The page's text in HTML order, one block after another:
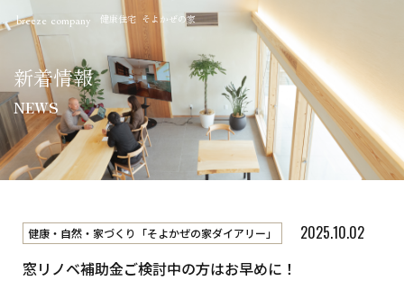
breeze company 健康住宅 そよかぜの家
新着情報
NEWS
健康・自然・家づくり「そよかぜの家ダイアリー」
2025.10.02
窓リノベ補助金ご検討中の方はお早めに！